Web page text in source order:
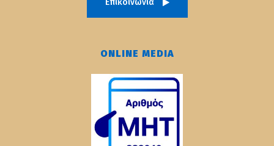
Επικοινωνία
ONLINE MEDIA